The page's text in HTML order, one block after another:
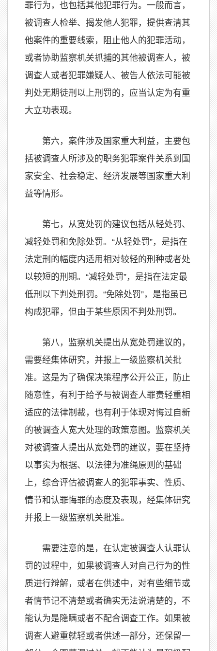
罪行为，也包括其他犯罪行为。一般而言，
被调查人检举、揭发他人犯罪，提供查清其
他案件的重要线索，阻止他人的犯罪活动，
或者协助监察机关抓捕的其他被调查人，被
调查人或者犯罪嫌疑人、被告人依法可能被
判处无期徒刑以上刑罚的，应当认定为有重
大立功表现。
第六，案件涉及国家重大利益，主要包
括被调查人所涉及的职务犯罪案件关系到国
家安全、社会稳定、经济发展等国家重大利
益等情形。
第七，从宽处罚的建议包括从轻处罚、
减轻处罚和免除处罚。“从轻处罚”，是指在
法定刑的幅度内适用相对较轻的刑种或者处
以较短的刑期。“减轻处罚”，是指在法定最
低刑以下判处刑罚。“免除处罚”，是指虽已
构成犯罪，但由于某些原因不判处刑罚。
第八，监察机关提出从宽处罚建议的，
需要经集体研究，并报上一级监察机关批
准。这是为了确保决策程序公开公正，防止
随意性，有利于给予与被调查人罪责轻重相
适应的法律制裁，也有利于体现对悔过自新
的被调查人宽大处理的政策意图。监察机关
对被调查人提出从宽处罚的建议，要在坚持
以事实为根据、以法律为准绳原则的基础
上，综合评估被调查人的犯罪事实、性质、
情节和认罪悔罪的态度及表现，经集体研究
并报上一级监察机关批准。
需要注意的是，在认定被调查人认罪认
罚的过程中，如果被调查人对自己行为的性
质进行辩解，或者在供述中，对有些细节或
者情节记不清楚或者确实无法说清楚的，不
能认为是隐瞒或者不配合调查工作。如果被
调查人避重就轻或者供述一部分，还保留一